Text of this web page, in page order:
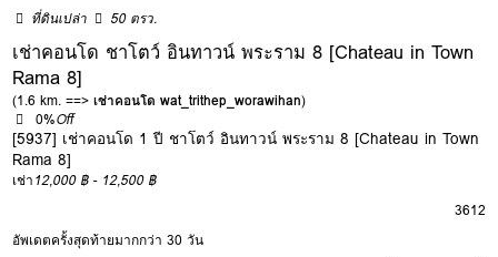
ที่ดินเปล่า
50 ตรว.
เช่าคอนโด ชาโตว์ อินทาวน์ พระราม 8 [Chateau in Town
Rama 8]
(1.6 km. ==>เช่าคอนโด wat_trithep_worawihan)
0%Off
[5937] เช่าคอนโด 1 ปี ชาโตว์ อินทาวน์ พระราม 8 [Chateau in Town
Rama 8]
เช่า12,000 ฿ - 12,500 ฿
3612
อัพเดตครั้งสุดท้ายมากกว่า 30 วัน